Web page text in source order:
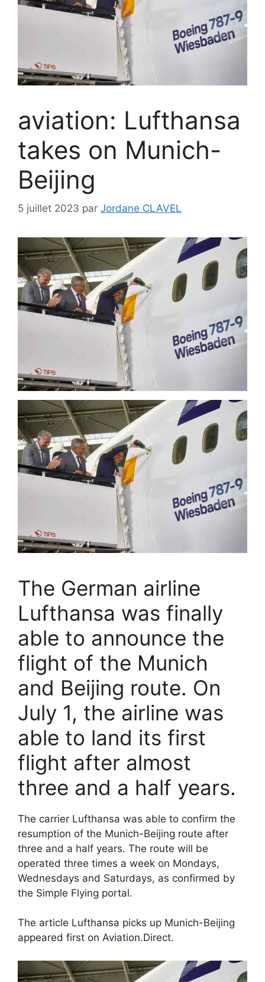
aviation: Lufthansa
takes on Munich-
Beijing
5 juillet 2023 par Jordane CLAVEL
The German airline
Lufthansa was finally
able to announce the
flight of the Munich
and Beijing route. On
July 1, the airline was
able to land its first
flight after almost
three and a half years.
The carrier Lufthansa was able to confirm the
resumption of the Munich-Beijing route after
three and a half years. The route will be
operated three times a week on Mondays,
Wednesdays and Saturdays, as confirmed by
the Simple Flying portal.
The article Lufthansa picks up Munich-Beijing
appeared first on Aviation.Direct.